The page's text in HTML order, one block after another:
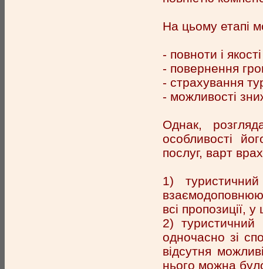
На цьому етапі
- повноти і
- повернення
- страхування
- можливості
Однак,
особливості
послуг, варт
1)
всі пропозиції,
2) туристичний
одночасно зі
відсутня
нього можна